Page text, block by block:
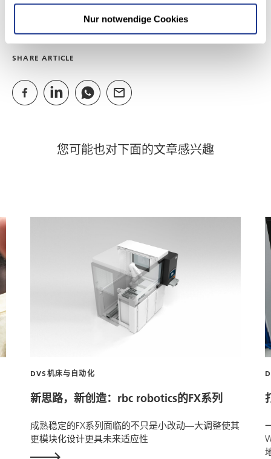
Nur notwendige Cookies
http://diskus-werke.dvs-gruppe.com
SHARE ARTICLE
您可能也对下面的文章感兴趣
DVS机床与自动化
新思路，新创造： rbc robotics的FX系列
成熟稳定的FX系列面临的不只是小改动—大调整使其
更模块化设计更具未来适应性